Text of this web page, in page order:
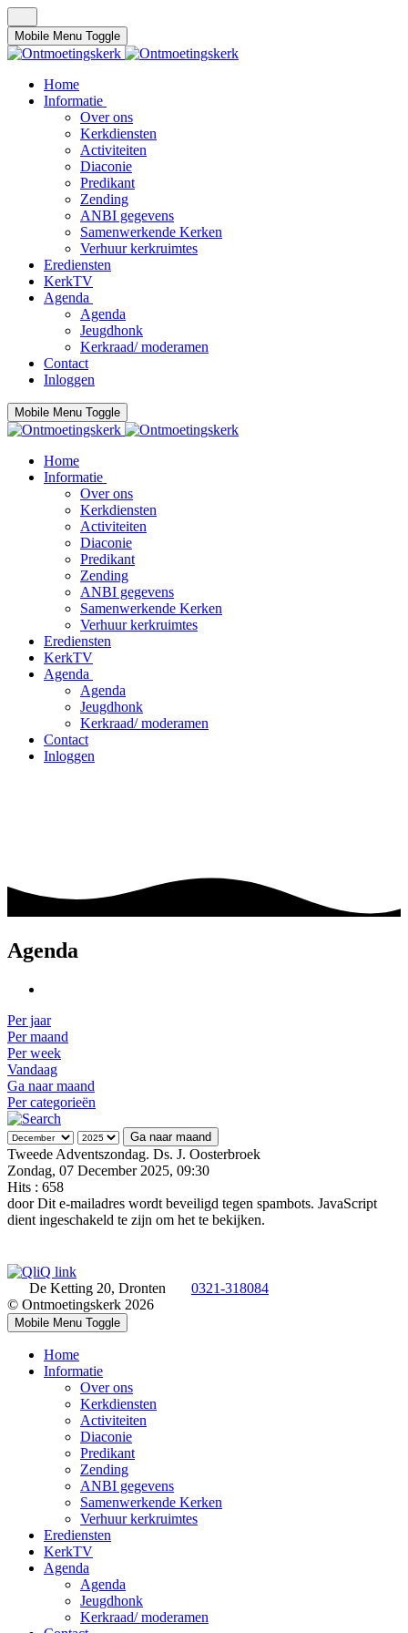
Mobile Menu Toggle
Home
Informatie
Over ons
Kerkdiensten
Activiteiten
Diaconie
Predikant
Zending
ANBI gegevens
Samenwerkende Kerken
Verhuur kerkruimtes
Erediensten
KerkTV
Agenda
Agenda
Jeugdhonk
Kerkraad/ moderamen
Contact
Inloggen
Mobile Menu Toggle
Home
Informatie
Over ons
Kerkdiensten
Activiteiten
Diaconie
Predikant
Zending
ANBI gegevens
Samenwerkende Kerken
Verhuur kerkruimtes
Erediensten
KerkTV
Agenda
Agenda
Jeugdhonk
Kerkraad/ moderamen
Contact
Inloggen
Agenda
Per jaar
Per maand
Per week
Vandaag
Ga naar maand
Per categorieën
Ga naar maand
Tweede Adventszondag. Ds. J. Oosterbroek
Zondag, 07 December 2025, 09:30
Hits : 658
doorDit e-mailadres wordt beveiligd tegen spambots. JavaScript
dient ingeschakeld te zijn om het te bekijken.
De Ketting 20, Dronten
0321-318084
© Ontmoetingskerk 2026
Mobile Menu Toggle
Home
Informatie
Over ons
Kerkdiensten
Activiteiten
Diaconie
Predikant
Zending
ANBI gegevens
Samenwerkende Kerken
Verhuur kerkruimtes
Erediensten
KerkTV
Agenda
Agenda
Jeugdhonk
Kerkraad/ moderamen